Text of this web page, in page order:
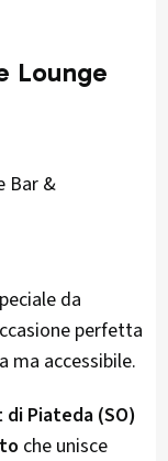
Lounge
Bar &
da
perfetta
ma accessibile.
Piateda (SO)
che unisce